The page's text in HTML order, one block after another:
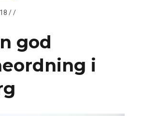
/ /
god
i